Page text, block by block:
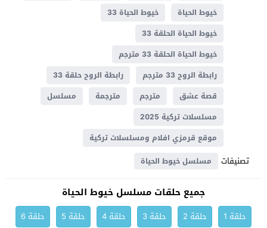
خيوط الحياة
خيوط الحياة 33
خيوط الحياة الحلقة 33
خيوط الحياة الحلقة 33 مترجم
رابطة الروح 33 مترجم
رابطة الروح حلقة 33
قصة عشق
مترجم مترجمة
مسلسل
مسلسلات تركية 2025
موقع قرمزي افلام ومسلسلات تركية
تصنيفات مسلسل خيوط الحياة
جميع حلقات مسلسل خيوط الحياة
حلقة 1 حلقة 2 حلقة 3 حلقة 4 حلقة 5
حلقة 6